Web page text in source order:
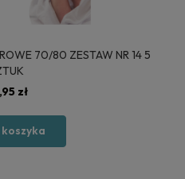
ZESTAW NR 14 5
zł
koszyka